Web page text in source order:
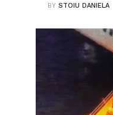
BYSTOIU DANIELA